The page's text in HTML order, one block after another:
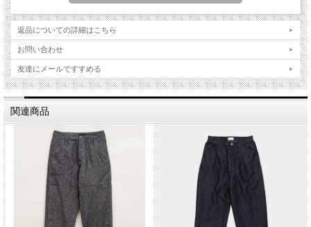
【素材】Cotton 100% (14.5-oz. 100% cotton denim)
【生産国】Made In USA
【Sizeの目安】
【30】ウエスト78cm/股上27cm/股下84cm/裾幅20cm/ワタリ27cm
【32】ウエスト84cm/股上28cm/股下86cm/裾幅20.5cm/ワタリ29cm
【34】ウエスト89cm/股上29cm/股下88cm/裾幅21cm/ワタリ30cm
【MODEL】身長175cm 体重62kg INDIGO/サイズ30着用
返品についての詳細はこちら
お問い合わせ
友達にメールですすめる
関連商品